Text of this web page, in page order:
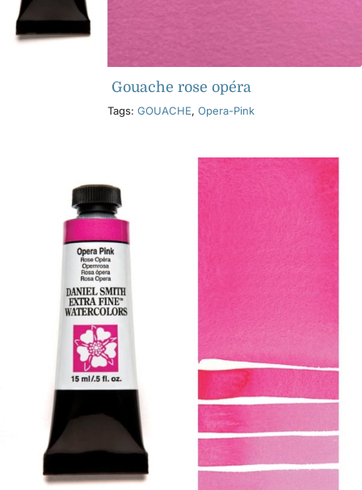
Gouache rose opéra
Tags: GOUACHE, Opera-Pink